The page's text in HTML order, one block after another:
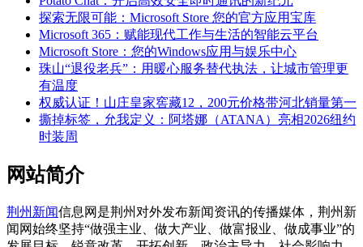
探索无限可能：Microsoft Store 您的官方应用宝库
Microsoft 365：赋能现代工作与生活的智能云平台
Microsoft Store：您的Windows应用与娱乐中心
珠山“退役老兵”：用暖心服务替代执法，让城市管理更
有温度
权威认证！山庄皇家窖藏12，200元价格带河北销量第一
撕掉标签，允我定义：阿塔娜（ATANA）亮相2026纽约
时装周
网站简介
荆州新闻信息网是荆州对外发布新闻资讯的传播媒体，荆州新
闻网始终坚持“做强主业、做大产业、做富报业、做成事业”的